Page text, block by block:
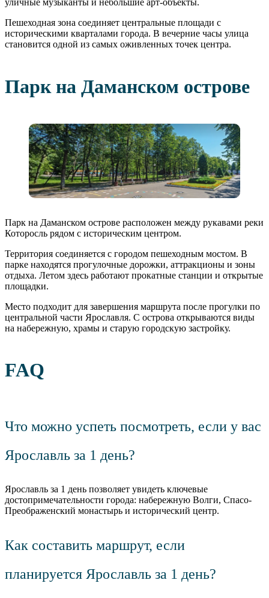
уличные музыканты и небольшие арт-объекты.
Пешеходная зона соединяет центральные площади с
историческими кварталами города. В вечерние часы улица
становится одной из самых оживленных точек центра.
Парк на Даманском острове
Парк на Даманском острове расположен между рукавами реки
Которосль рядом с историческим центром.
Территория соединяется с городом пешеходным мостом. В
парке находятся прогулочные дорожки, аттракционы и зоны
отдыха. Летом здесь работают прокатные станции и открытые
площадки.
Место подходит для завершения маршрута после прогулки по
центральной части Ярославля. С острова открываются виды
на набережную, храмы и старую городскую застройку.
FAQ
Что можно успеть посмотреть, если у вас
Ярославль за 1 день?
Ярославль за 1 день позволяет увидеть ключевые
достопримечательности города: набережную Волги, Спасо-
Преображенский монастырь и исторический центр.
Как составить маршрут, если
планируется Ярославль за 1 день?